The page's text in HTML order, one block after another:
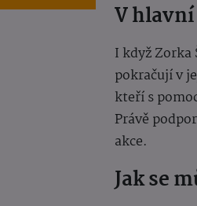
V
I když
pokračují v
kteří s
Právě
akce.
Jak se